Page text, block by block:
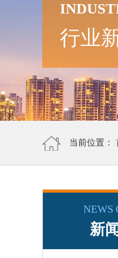
行业
当前位置：
NEWS
新